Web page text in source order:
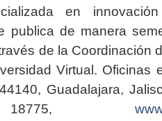
en
publica de manera
de la Coordinación
Virtual. Oficinas
Guadalajara,